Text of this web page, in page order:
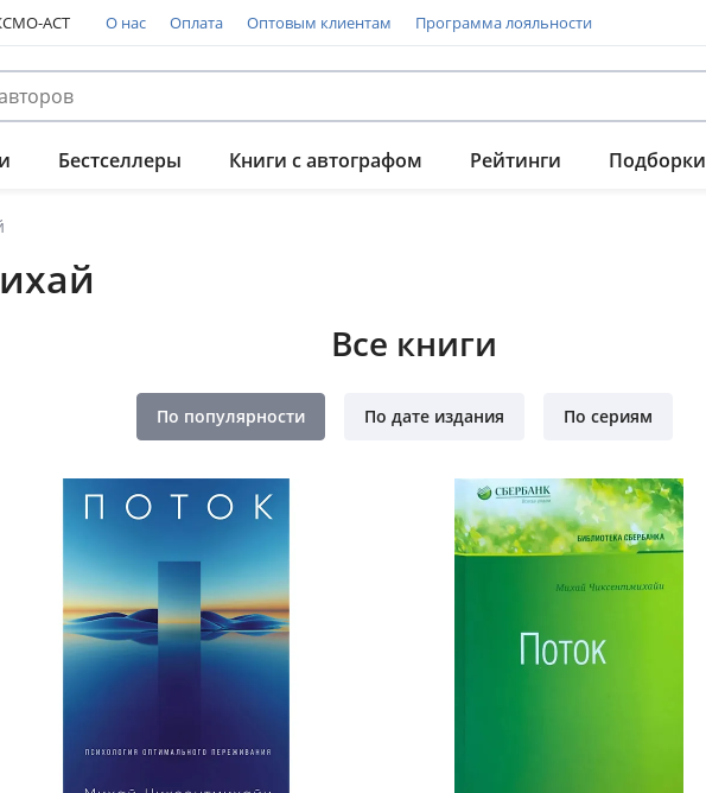
АСТ О нас Оплата Оптовым клиентам Программа лояльности
Бестселлеры Книги с автографом Рейтинги Подборки
Все книги
По популярности По дате издания По сериям